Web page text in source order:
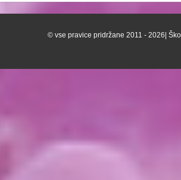
© vse pravice pridržane 2011 - 2026|